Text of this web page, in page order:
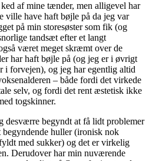
af mine tænder, men alligevel har
ville have haft bøjle på da jeg var
på min storesøster som fik (og
tandsæt efter et langt
været meget skræmt over de
har haft bøjle på (og jeg er i øvrigt
forvejen), og jeg har egentlig altid
– både fordi det virkede
selv, og fordi det rent æstetisk ikke
togskinner.
desværre begyndt at få lidt problemer
begyndende huller (ironisk nok
med sukker) og det er virkelig
Derudover har min nuværende